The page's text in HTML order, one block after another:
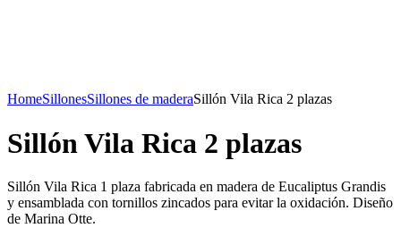
HomeSillonesSillones de maderaSillón Vila Rica 2 plazas
Sillón Vila Rica 2 plazas
Sillón Vila Rica 1 plaza fabricada en madera de Eucaliptus Grandis
y ensamblada con tornillos zincados para evitar la oxidación. Diseño
de Marina Otte.